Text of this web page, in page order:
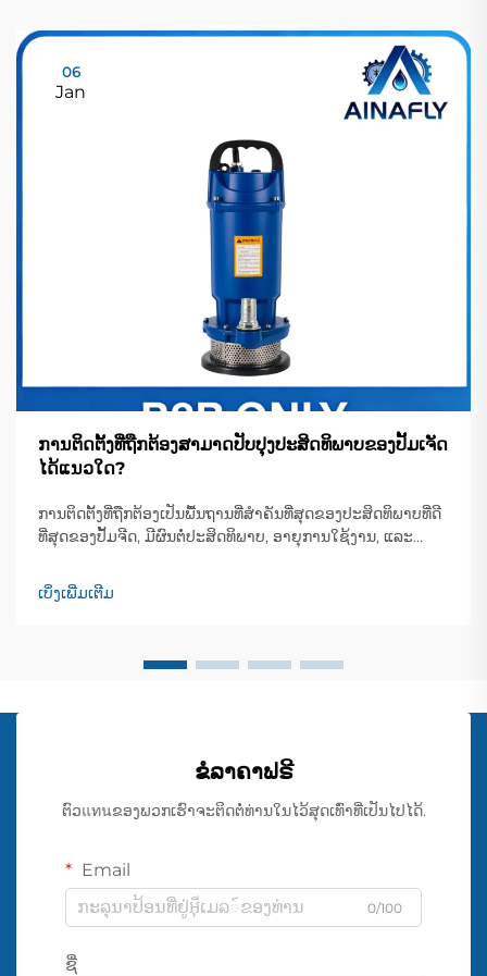
06
Jan
ການຕິດຕັ້ງທີ່ຖືກຕ້ອງສາມາດປັບປຸງປະສິດທິພາບຂອງປັ້ມເຈັດ
ໄດ້ແນວໃດ?
ການຕິດຕັ້ງທີ່ຖືກຕ້ອງເປັນພື້ນຖານທີ່ສຳຄັນທີ່ສຸດຂອງປະສິດທິພາບທີ່ດີ
ທີ່ສຸດຂອງປັ້ມຈີດ, ມີຜົນຕໍ່ປະສິດທິພາບ, ອາຍຸການໃຊ້ງານ, ແລະ
ບໍ່ພຽງແຕ່ຈະສະຫຼຸບການໄຫຼຂອງນ້ຳຢ່າງຕໍ່ເນື່ອງເທົ່ານັ້ນ, ແຕ່ຍັງຫຼຸດ
ຜ່ອນການໃຊ້ພະລັງງານ...
ເບິ່ງເພີ່ມເຕີມ
ຂໍລາຄາຟຣີ
ຕົວแทนຂອງພວກເຮົາຈະຕິດຕໍ່ທ່ານໃນໄວ້ສຸດເທົ່າທີ່ເປັນໄປໄດ້.
Email
0/100
ຊື່